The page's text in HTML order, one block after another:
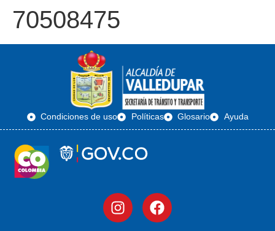
70508475
Condiciones de uso Políticas Glosario Ayuda